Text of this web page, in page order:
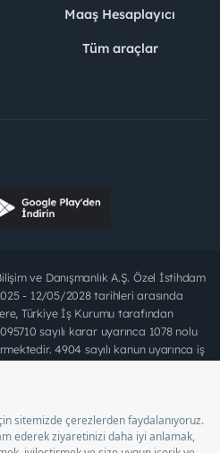
Maaş Hesaplayıcı
Tüm araçlar
ve Danışmanlık A.Ş. Özel İstihdam
- 12/05/2028 tarihleri arasında
Türkiye İş Kurumu tarafından
sayılı karar uyarınca 1078 nolu
4904 sayılı kanun uyarınca iş